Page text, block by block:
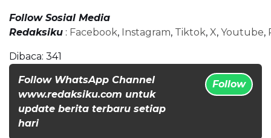
Follow Sosial Media
Redaksiku : Facebook, Instagram, Tiktok, X, Youtube,
Dibaca: 341
Follow WhatsApp Channel
www.redaksiku.com untuk
update berita terbaru setiap
hari
Follow